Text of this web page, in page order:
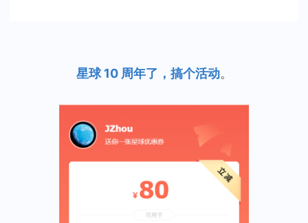
星球 10 周年了，搞个活动。